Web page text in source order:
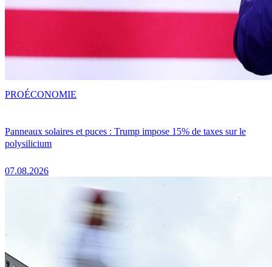
Panneaux solaires et puces : Trump impose 15% de taxes sur le
polysilicium
07.08.2026
PROÉCONOMIE